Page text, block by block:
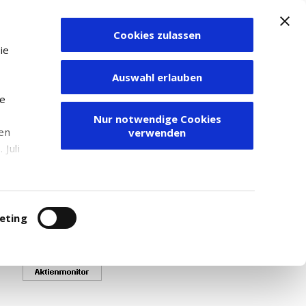
Juli
Cookies zulassen
Auswahl erlauben
Nur notwendige Cookies
verwenden
Zum Depot
Kurse angezeigt werden.
80 999.